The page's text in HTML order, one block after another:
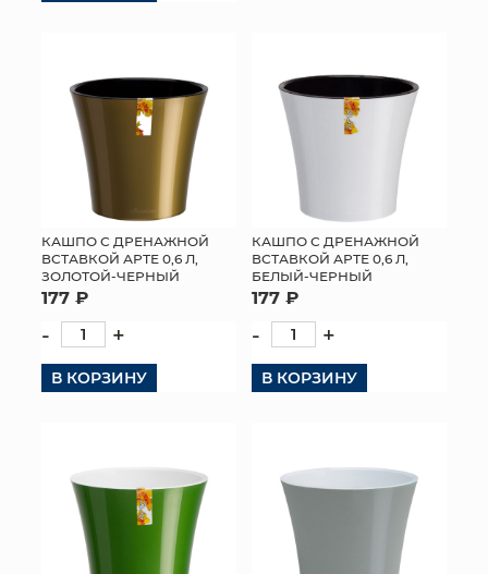
КАШПО С ДРЕНАЖНОЙ
ВСТАВКОЙ АРТЕ 0,6 Л,
ЗОЛОТОЙ-ЧЕРНЫЙ
177 ₽
- +
В КОРЗИНУ
КАШПО С ДРЕНАЖНОЙ
ВСТАВКОЙ АРТЕ 0,6 Л,
БЕЛЫЙ-ЧЕРНЫЙ
177 ₽
- +
В КОРЗИНУ